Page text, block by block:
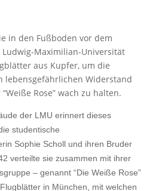
in den Fußboden vor dem
Maximilian-Universität
aus Kupfer, um die
lebensgefährlichen Widerstand
Rose” wach zu halten.
der LMU erinnert dieses
studentische
Sophie Scholl und ihren Bruder
verteilte sie zusammen mit ihrer
– genannt “Die Weiße Rose”
in München, mit welchen